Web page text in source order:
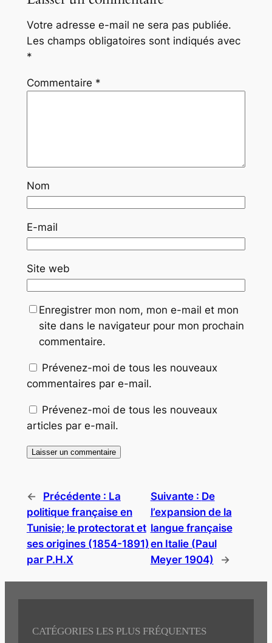
Votre adresse e-mail ne sera pas publiée.
Les champs obligatoires sont indiqués avec
*
Commentaire *
Nom
E-mail
Site web
Enregistrer mon nom, mon e-mail et mon
site dans le navigateur pour mon prochain
commentaire.
Prévenez-moi de tous les nouveaux
commentaires par e-mail.
Prévenez-moi de tous les nouveaux
articles par e-mail.
← Précédente : La
politique française en
Tunisie; le protectorat et
ses origines (1854-1891)
par P.H.X
Suivante : De
l’expansion de la
langue française
en Italie (Paul
Meyer 1904)
→
CATÉGORIES LES PLUS FRÉQUENTES